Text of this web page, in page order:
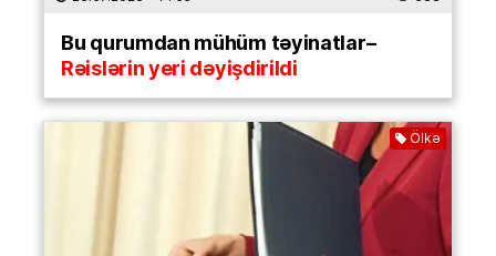
Bu qurumdan mühüm təyinatlar–
Rəislərin yeri dəyişdirildi
Ölkə